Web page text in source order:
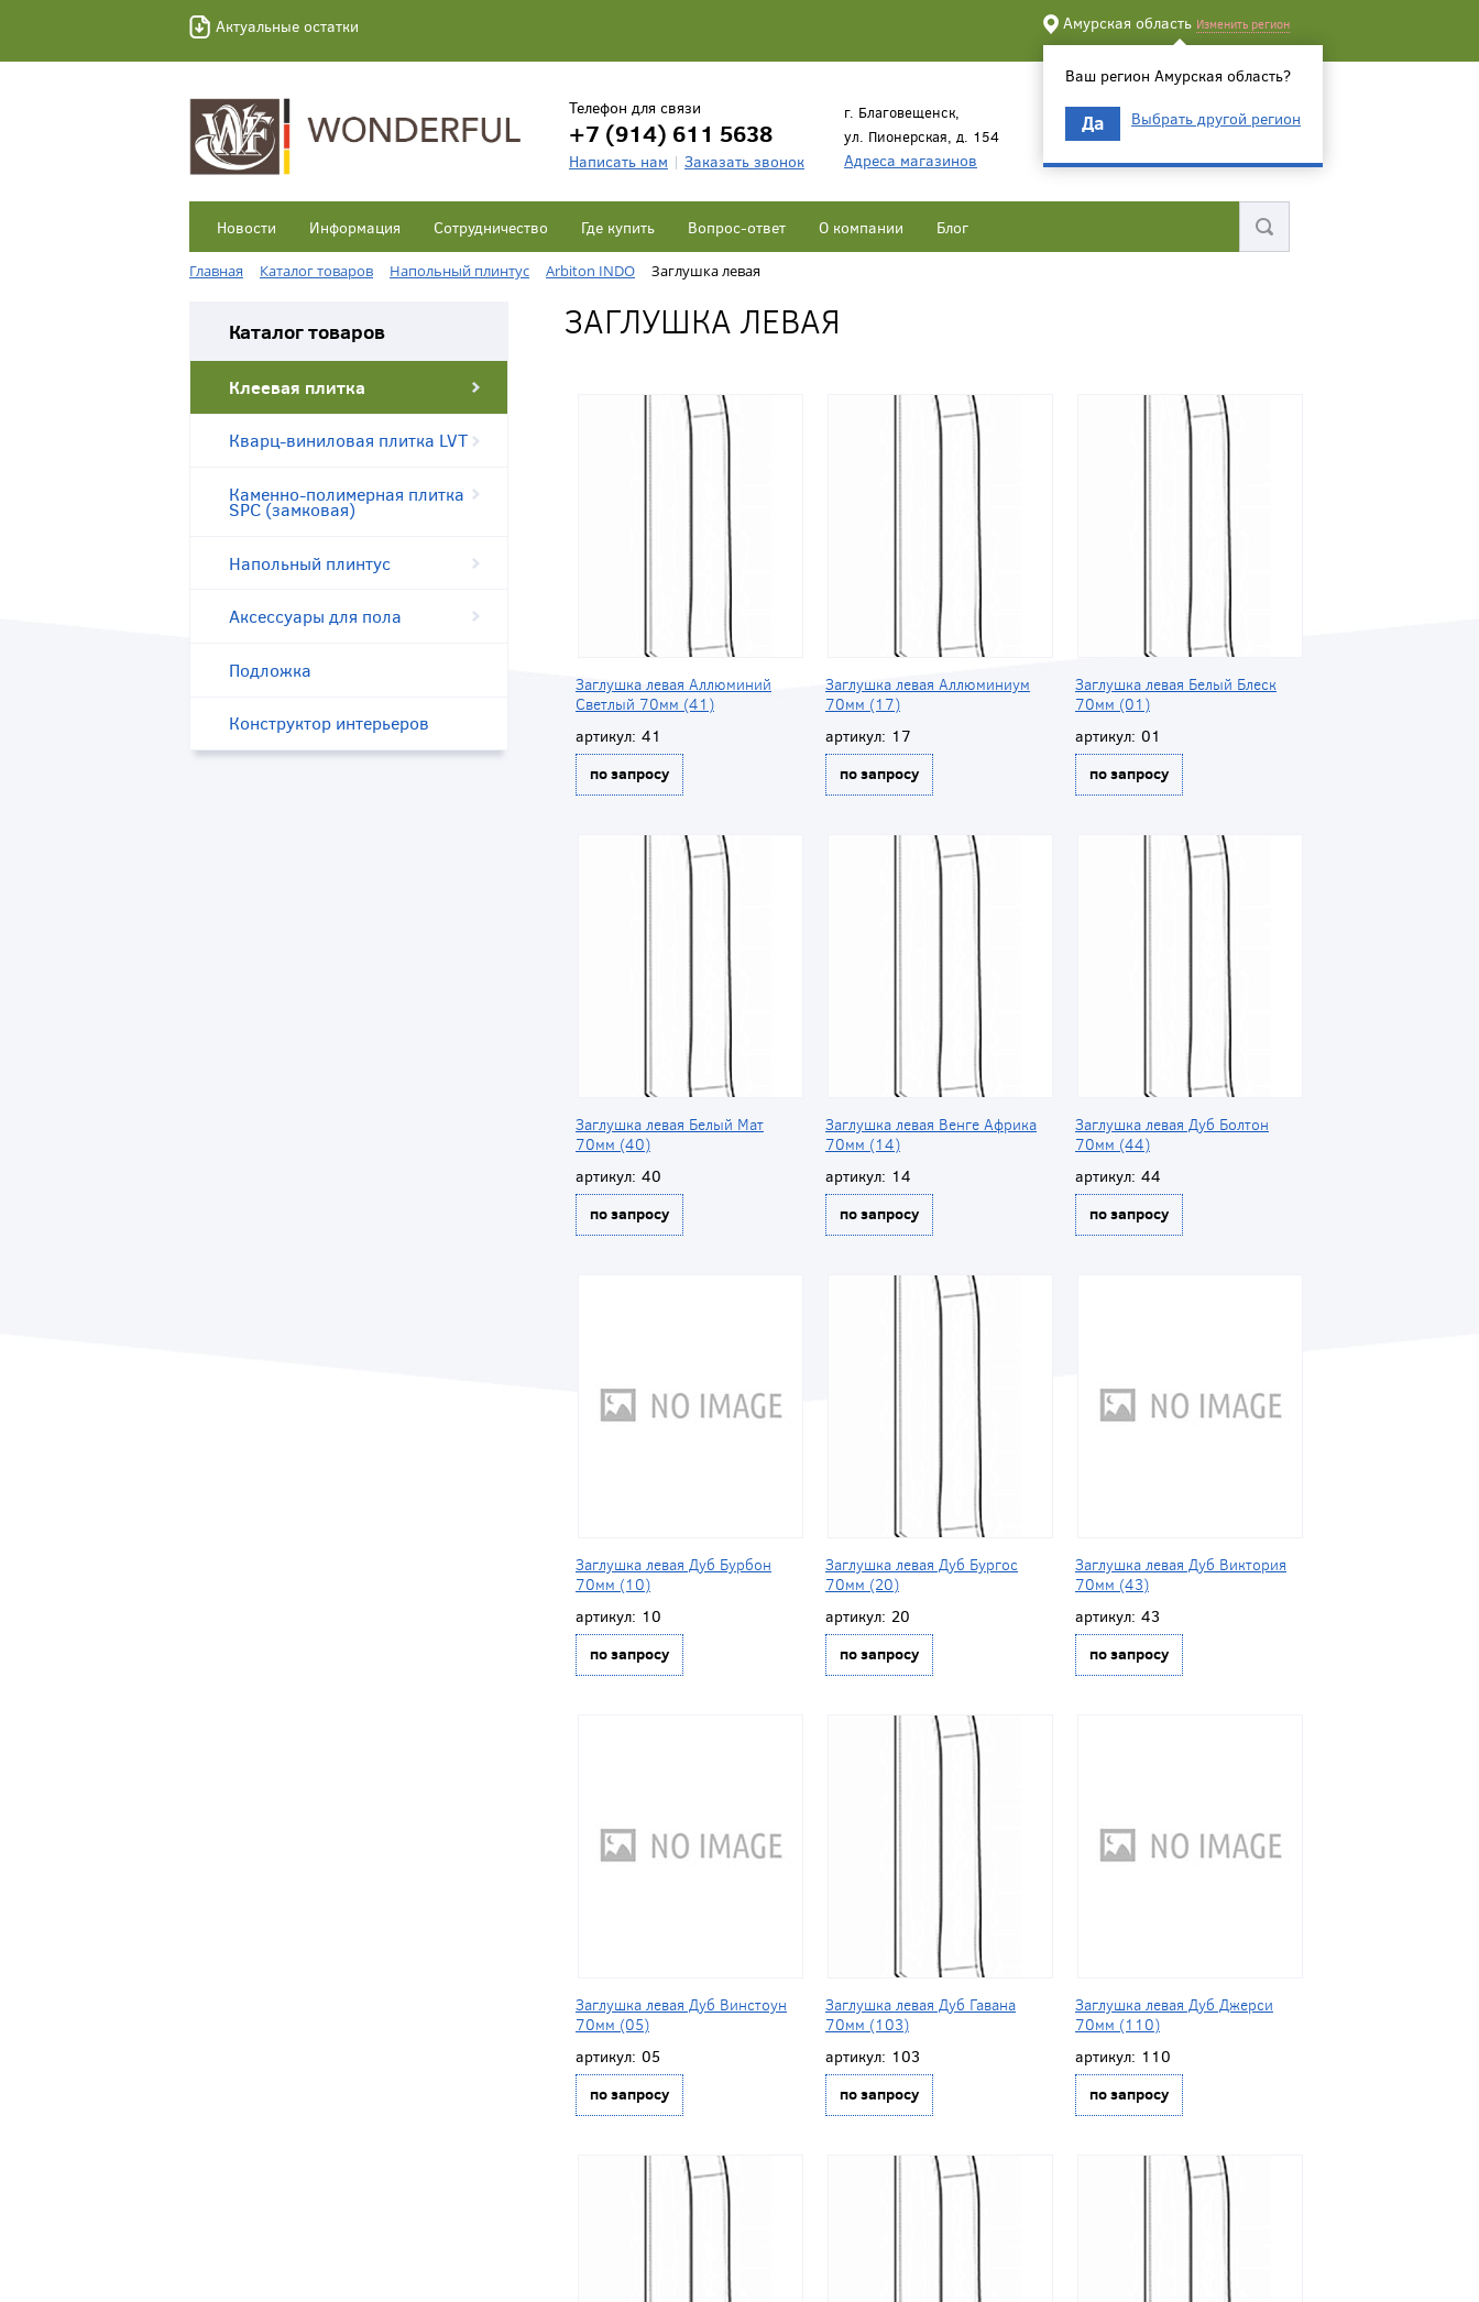
Актуальные остатки Амурская область Изменить регион
Ваш регион Амурская область?
Да Выбрать другой регион
Телефон для связи
+7 (914) 611 5638
Написать нам Заказать звонок
г. Благовещенск,
ул. Пионерская, д. 154
Адреса магазинов
Новости Информация Сотрудничество Где купить Вопрос-ответ О компании Блог
Главная Каталог товаров Напольный плинтус Arbiton INDO Заглушка левая
Каталог товаров
Клеевая плитка
Кварц-виниловая плитка LVT
Каменно-полимерная плитка
SPC (замковая)
Напольный плинтус
Аксессуары для пола
Подложка
Конструктор интерьеров
ЗАГЛУШКА ЛЕВАЯ
Заглушка левая Аллюминий
Светлый 70мм (41)
артикул: 41
по запросу
Заглушка левая Аллюминиум
70мм (17)
артикул: 17
по запросу
Заглушка левая Белый Блеск
70мм (01)
артикул: 01
по запросу
Заглушка левая Белый Мат
70мм (40)
артикул: 40
по запросу
Заглушка левая Венге Африка
70мм (14)
артикул: 14
по запросу
Заглушка левая Дуб Болтон
70мм (44)
артикул: 44
по запросу
Заглушка левая Дуб Бурбон
70мм (10)
артикул: 10
по запросу
Заглушка левая Дуб Бургос
70мм (20)
артикул: 20
по запросу
Заглушка левая Дуб Виктория
70мм (43)
артикул: 43
по запросу
Заглушка левая Дуб Винстоун
70мм (05)
артикул: 05
по запросу
Заглушка левая Дуб Гавана
70мм (103)
артикул: 103
по запросу
Заглушка левая Дуб Джерси
70мм (110)
артикул: 110
по запросу